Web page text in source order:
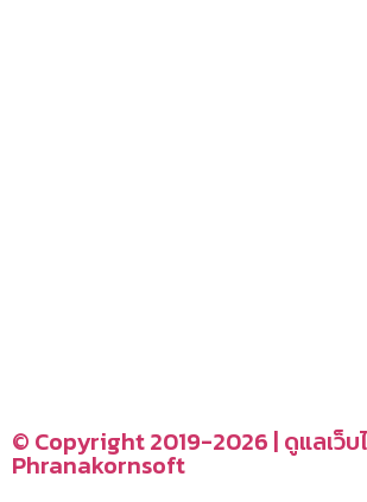
© Copyright 2019-2026 | ดูแลเว็บ
Phranakornsoft